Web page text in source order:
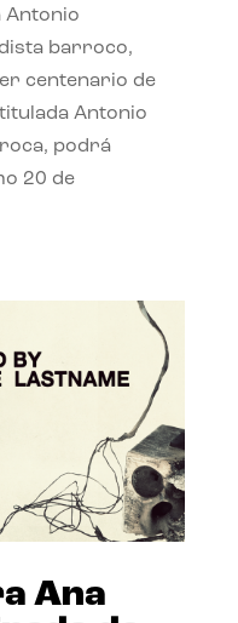
Antonio
barroco,
centenario de
Antonio
podrá
20 de
Ana